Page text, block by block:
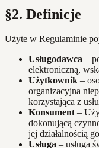
§2. Definicje
Użyte w Regulaminie
Usługodawca –
elektroniczną,
Użytkownik –
organizacyjna
korzystająca z
Konsument–
dokonującą
jej działalnością
Usługa – usługa